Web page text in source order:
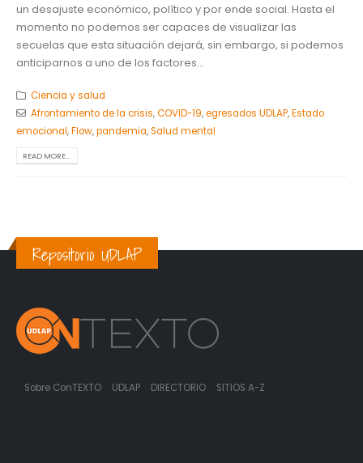
un desajuste económico, político y por ende social. Hasta el
momento no podemos ser capaces de visualizar las
secuelas que esta situación dejará, sin embargo, si podemos
anticiparnos a uno de los factores...
Ciencia y salud
Afrontamiento de la crisis,COVID-19,egresados UDLAP,Estado
emocional,Flow,pandemia,Salud mental
READ MORE...
Repositorio UDLAP
Sobre ConTEXTO UDLAP DIRECTORIO SITIOS A-Z